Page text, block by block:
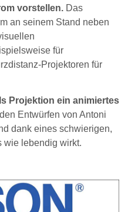
vorstellen. Das
an seinem Stand neben
für
Projektoren für
Projektion ein animiertes
Entwürfen von Antoni
dank eines schwierigen,
wie lebendig wirkt.